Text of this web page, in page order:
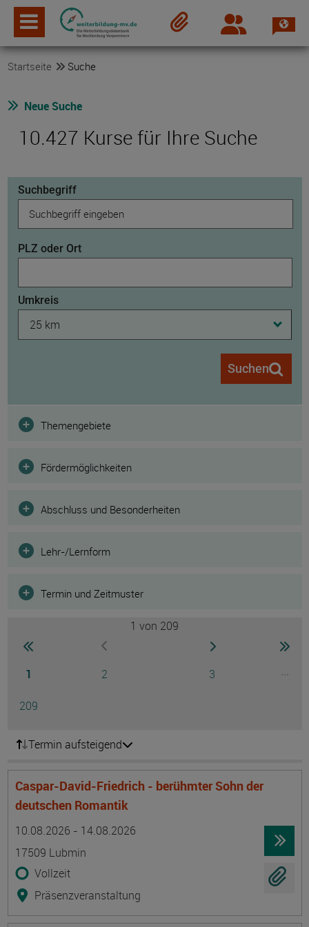
Login
Startseite Suche
Neue Suche
10.427 Kurse für Ihre Suche
Suchbegriff
PLZ oder Ort
Umkreis
25 km
Suchen
Filter
Themengebiete
Fördermöglichkeiten
Abschluss und Besonderheiten
Lehr-/Lernform
Termin und Zeitmuster
zur ersten Seite wechselnzur vorherigen Seite wechseln
Seite
1 Seite
2 Seite
3
...
Seite
209
Seite
1 von 209
zur nächsten Seite
zur
Termin aufsteigend
Caspar-David-Friedrich - berühmter Sohn der
deutschen Romantik
10.08.2026 - 14.08.2026
17509 Lubmin
Vollzeit
Präsenzveranstaltung